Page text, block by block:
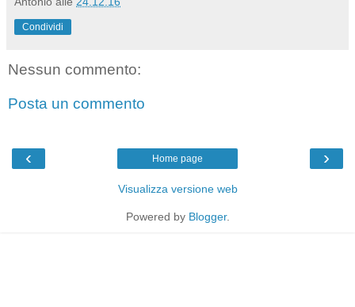
Condividi
Nessun commento:
Posta un commento
‹ ›
Home page
Visualizza versione web
Powered by Blogger.